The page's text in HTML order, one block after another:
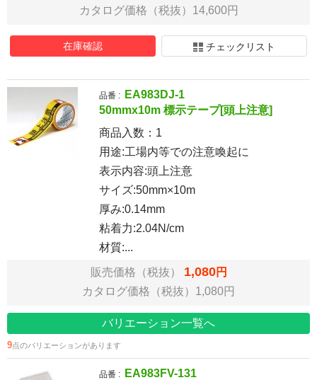
カタログ価格（税抜）14,600円
在庫確認 チェックリスト
品番 :
EA983DJ-1
50mmx10m 標示テープ[頭上注意]
商品入数： 1
用途:工場内等での注意喚起に
表示内容:頭上注意
サイズ:50mm×10m
厚み:0.14mm
粘着力:2.04N/cm
材質:...
販売価格（税抜） 1,080円
カタログ価格（税抜）1,080円
バリエーション一覧へ
9点のバリエーションがあります
品番 :
EA983FV-131